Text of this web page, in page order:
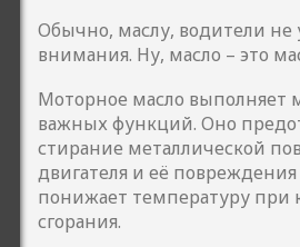
Обычно, маслу, водители не
внимания. Ну, масло – это
Моторное масло выполняет
важных функций. Оно
стирание металлической
двигателя и её
понижает температуру при
сгорания.